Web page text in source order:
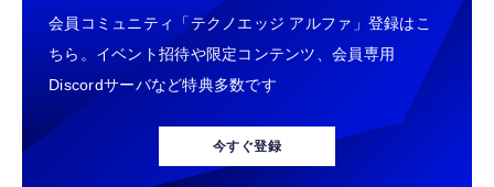
会員コミュニティ「テクノエッジ アルファ」登録はこ
ちら。イベント招待や限定コンテンツ、会員専用
Discordサーバなど特典多数です
今すぐ登録